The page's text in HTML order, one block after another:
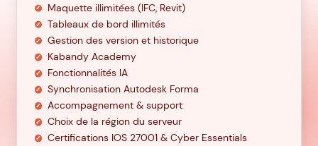
Maquette illimitées (IFC, Revit)
Tableaux de bord illimités
Gestion des version et historique
Kabandy Academy
Fonctionnalités IA
Synchronisation Autodesk Forma
Accompagnement & support
Choix de la région du serveur
Certifications IOS 27001 & Cyber Essentials